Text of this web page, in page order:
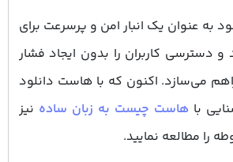
به‌ عنوان یک انبار امن و پرسرعت برای
دسترسی کاربران را بدون ایجاد فشار
می‌سازد. اکنون که با هاست دانلود
باهاست چیست به زبان ساده نیز
را مطالعه نمایید.